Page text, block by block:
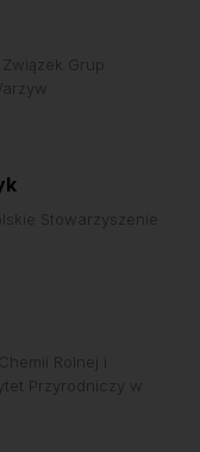
Grup
Stowarzyszenie
Rolnej i
Przyrodniczy w